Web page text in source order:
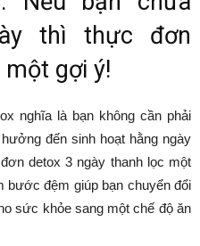
thì thực đơn
một gợi ý!
nghĩa là bạn không cần phải
đến sinh hoạt hằng ngày
detox 3 ngày thanh lọc một
bước đệm giúp bạn chuyển đổi
sức khỏe sang một chế độ ăn